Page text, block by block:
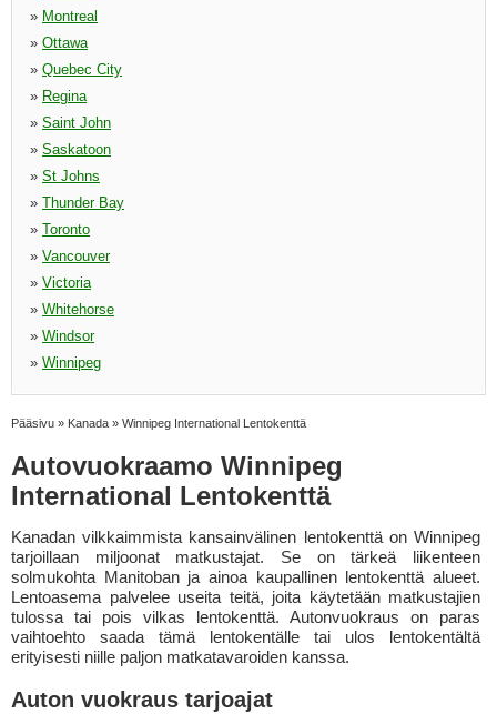
» Montreal
» Ottawa
» Quebec City
» Regina
» Saint John
» Saskatoon
» St Johns
» Thunder Bay
» Toronto
» Vancouver
» Victoria
» Whitehorse
» Windsor
» Winnipeg
Pääsivu » Kanada » Winnipeg International Lentokenttä
Autovuokraamo Winnipeg
International Lentokenttä
Kanadan vilkkaimmista kansainvälinen lentokenttä on Winnipeg
tarjoillaan miljoonat matkustajat. Se on tärkeä liikenteen
solmukohta Manitoban ja ainoa kaupallinen lentokenttä alueet.
Lentoasema palvelee useita teitä, joita käytetään matkustajien
tulossa tai pois vilkas lentokenttä. Autonvuokraus on paras
vaihtoehto saada tämä lentokentälle tai ulos lentokentältä
erityisesti niille paljon matkatavaroiden kanssa.
Auton vuokraus tarjoajat